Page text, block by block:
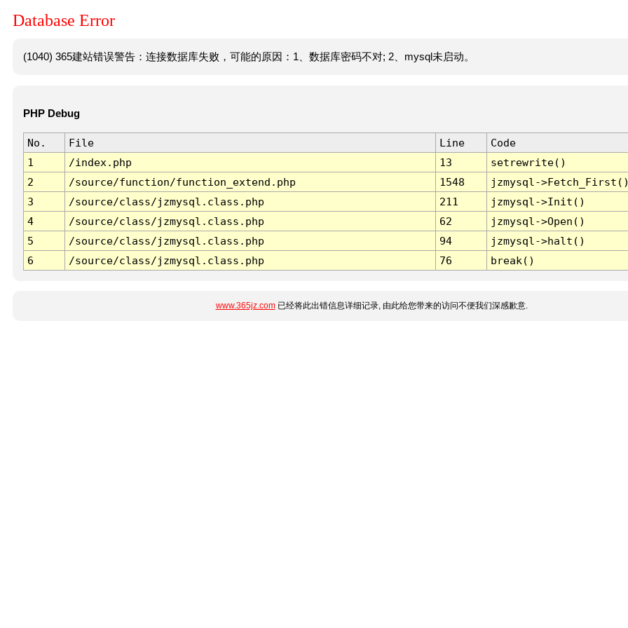
Database Error
(1040) 365建站错误警告：连接数据库失败，可能的原因：1、数据库密码不对; 2、mysql未启动。
PHP Debug
No. File Line
Code
1
/index.php 13
setrewrite()
2
/source/function/function_extend.php 1548
jzmysql-
3
/source/class/jzmysql.class.php 211
jzmysql->Init()
4
/source/class/jzmysql.class.php 62
jzmysql->Open()
5
/source/class/jzmysql.class.php 94
jzmysql->halt()
6
/source/class/jzmysql.class.php 76 break()
www.365jz.com已经将此出错信息详细记录, 由此给您带来的访问不便我们深感歉意.